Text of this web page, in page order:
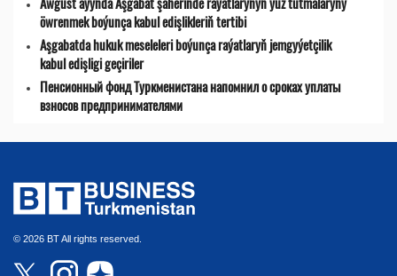
öwrenmek boýunça kabul edişlikleriň tertibi
Aşgabatda hukuk meseleleri boýunça raýatlaryň jemgyýetçilik
kabul edişligi geçiriler
Пенсионный фонд Туркменистана напомнил о сроках уплаты
взносов предпринимателями
© 2026 BT All rights reserved.